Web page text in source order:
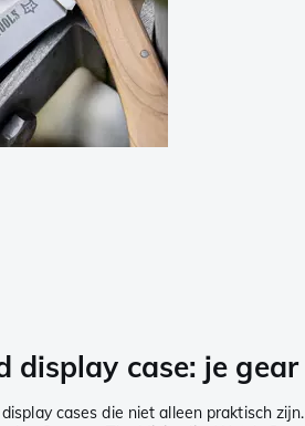
display case: je
cases die niet alleen praktisch